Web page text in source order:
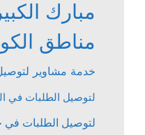
مبارك الكبير
مناطق
خدمة مشاوير
لتوصيل الطلبات في
لتوصيل الطلبات في